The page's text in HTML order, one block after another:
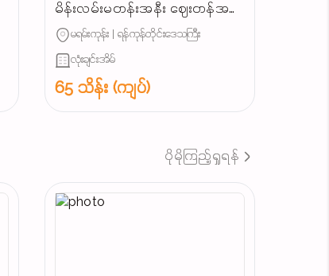
မိန်းလမ်းမတန်းအနီး ဈေးတန်အ
ငှားတွေ ရှာဖွေရခက်ခဲနေပြီလား‼️...
မရမ်းကုန်း | ရန်ကုန်တိုင်းဒေသကြီး
လုံးချင်းအိမ်
65 သိန်း (ကျပ်)
ပိုမိုကြည့်ရှုရန်